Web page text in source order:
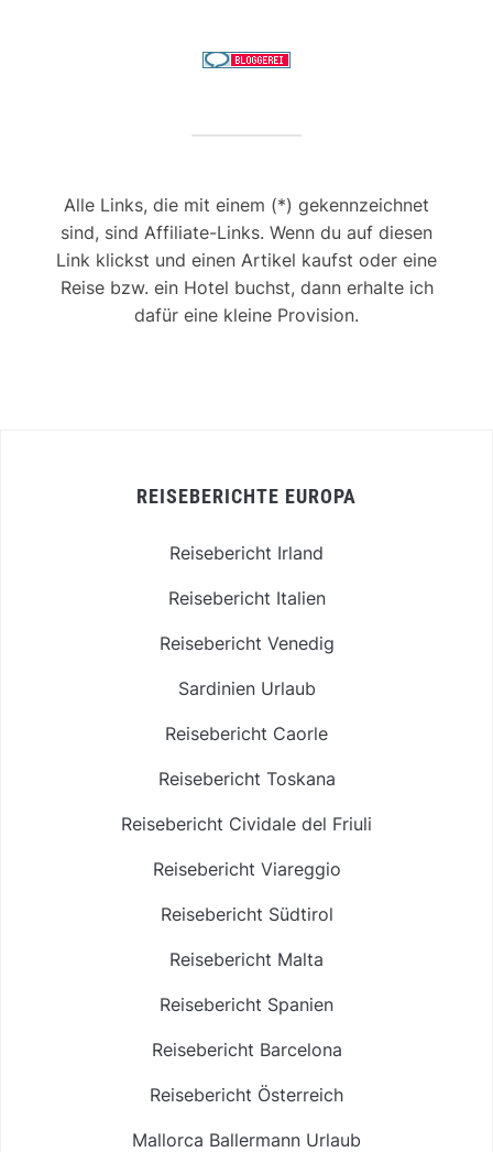
Alle Links, die mit einem (*) gekennzeichnet
sind, sind Affiliate-Links. Wenn du auf diesen
Link klickst und einen Artikel kaufst oder eine
Reise bzw. ein Hotel buchst, dann erhalte ich
dafür eine kleine Provision.
REISEBERICHTE EUROPA
Reisebericht Irland
Reisebericht Italien
Reisebericht Venedig
Sardinien Urlaub
Reisebericht Caorle
Reisebericht Toskana
Reisebericht Cividale del Friuli
Reisebericht Viareggio
Reisebericht Südtirol
Reisebericht Malta
Reisebericht Spanien
Reisebericht Barcelona
Reisebericht Österreich
Mallorca Ballermann Urlaub